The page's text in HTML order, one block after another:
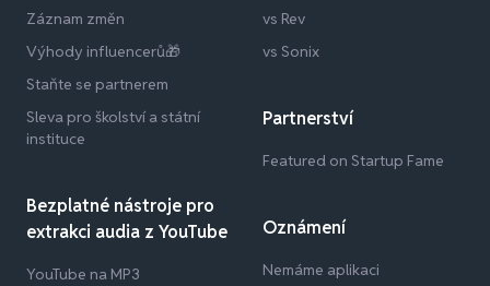
Záznam změn
Výhody influencerů🎁
Staňte se partnerem
Sleva pro školství a státní
instituce
Bezplatné nástroje pro
extrakci audia z YouTube
YouTube na MP3
vs Rev
vs Sonix
Partnerství
Featured on Startup Fame
Oznámení
Nemáme aplikaci